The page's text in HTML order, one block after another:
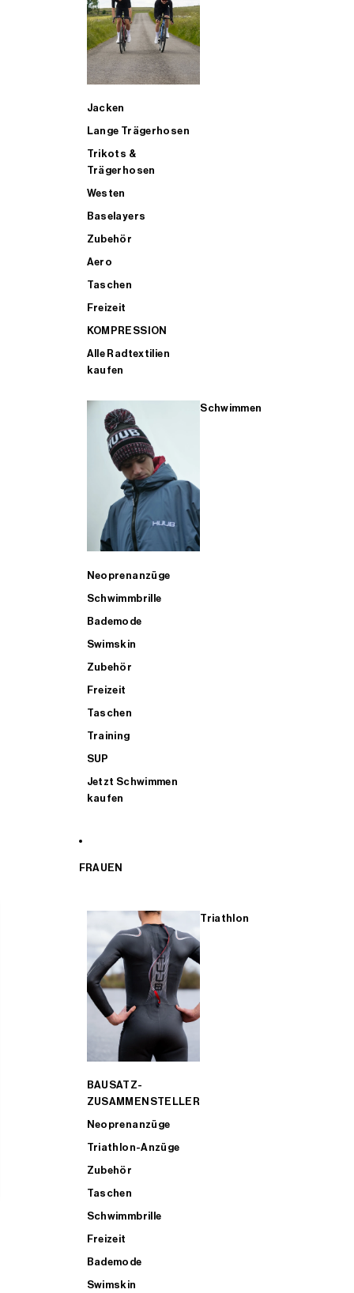
Jacken
Lange Trägerhosen
Trikots &
Trägerhosen
Westen
Baselayers
Zubehör
Aero
Taschen
Freizeit
KOMPRESSION
Alle Radtextilien
kaufen
Schwimmen
Neoprenanzüge
Schwimmbrille
Bademode
Swimskin
Zubehör
Freizeit
Taschen
Training
SUP
Jetzt Schwimmen
kaufen
FRAUEN
Triathlon
BAUSATZ-
ZUSAMMENSTELLER
Neoprenanzüge
Triathlon-Anzüge
Zubehör
Taschen
Schwimmbrille
Freizeit
Bademode
Swimskin
ALLE TRIATHLONARTIKEL FÜR MÄNNER KAUFEN